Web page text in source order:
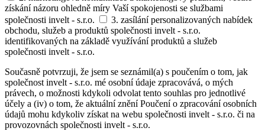
získání názoru ohledně míry Vaší spokojenosti se službami
společnosti invelt - s.r.o.
3. zasílání personalizovaných nabídek
obchodu, služeb a produktů společnosti invelt - s.r.o.
identifikovaných na základě využívání produktů a služeb
společnosti invelt - s.r.o.
Současně potvrzuji, že jsem se seznámil(a) s poučením o tom, jak
společnost invelt - s.r.o. mé osobní údaje zpracovává, o mých
právech, o možnosti kdykoli odvolat tento souhlas pro jednotlivé
účely a (iv) o tom, že aktuální znění Poučení o zpracování osobních
údajů mohu kdykoliv získat na webu společnosti invelt - s.r.o. či na
provozovnách společnosti invelt - s.r.o.